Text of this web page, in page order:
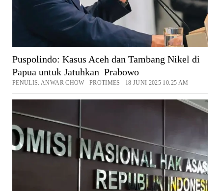
Puspolindo: Kasus Aceh dan Tambang Nikel di
Papua untuk Jatuhkan Prabowo
PENULIS: ANWAR CHOW PROTIMES 18 JUNI 2025 10:25 AM